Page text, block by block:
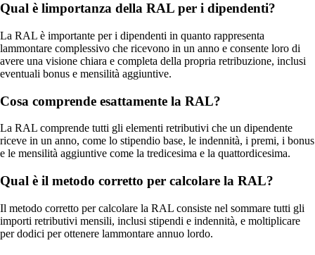
Qual è limportanza della RAL per i dipendenti?
La RAL è importante per i dipendenti in quanto rappresenta
lammontare complessivo che ricevono in un anno e consente loro di
avere una visione chiara e completa della propria retribuzione, inclusi
eventuali bonus e mensilità aggiuntive.
Cosa comprende esattamente la RAL?
La RAL comprende tutti gli elementi retributivi che un dipendente
riceve in un anno, come lo stipendio base, le indennità, i premi, i bonus
e le mensilità aggiuntive come la tredicesima e la quattordicesima.
Qual è il metodo corretto per calcolare la RAL?
Il metodo corretto per calcolare la RAL consiste nel sommare tutti gli
importi retributivi mensili, inclusi stipendi e indennità, e moltiplicare
per dodici per ottenere lammontare annuo lordo.